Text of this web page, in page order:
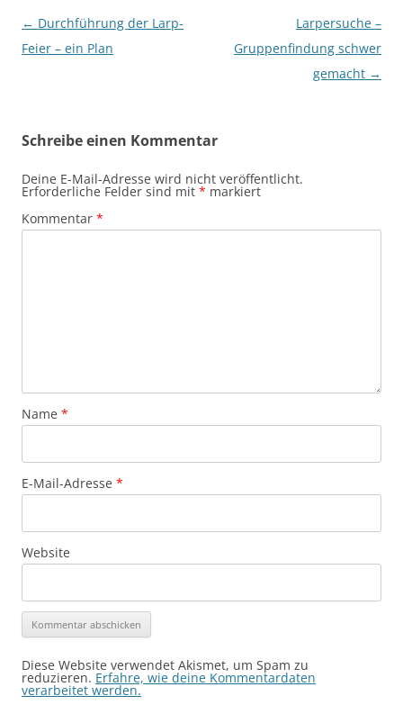
Beitragsnavigation
← Durchführung der Larp-
Feier – ein Plan
Larpersuche –
Gruppenfindung schwer
gemacht →
Schreibe einen Kommentar
Deine E-Mail-Adresse wird nicht veröffentlicht.
Erforderliche Felder sind mit * markiert
Kommentar *
Name *
E-Mail-Adresse *
Website
Diese Website verwendet Akismet, um Spam zu
reduzieren. Erfahre, wie deine Kommentardaten
verarbeitet werden.